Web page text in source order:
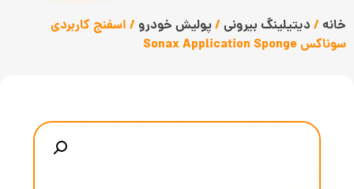
خانه / دیتیلینگ بیرونی /پولیش خودرو / اسفنج کاربردی
سوناکس Sonax Application Sponge